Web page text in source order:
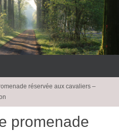
réservée aux cavaliers –
promenade